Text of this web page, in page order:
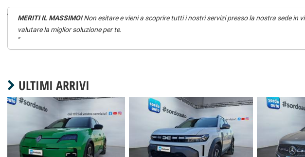
MERITI IL MASSIMO!Non esitare e vieni a scoprire tutti i nostri servizi presso la nostra sede
valutare la miglior soluzione per te.
ULTIMI ARRIVI